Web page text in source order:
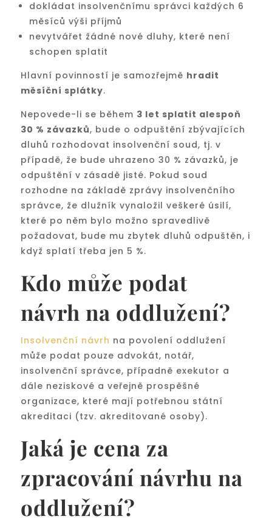
dokládat insolvenčnímu správci každých 6
měsíců výši příjmů
nevytvářet žádné nové dluhy, které není
schopen splatit
Hlavní povinností je samozřejmě hradit
měsíční splátky.
Nepovede-li se během 3 let splatit alespoň
30 % závazků, bude o odpuštění zbývajících
dluhů rozhodovat insolvenční soud, tj. v
případě, že bude uhrazeno 30 % závazků, je
odpuštění v zásadě jisté. Pokud soud
rozhodne na základě zprávy insolvenčního
správce, že dlužník vynaložil veškeré úsilí,
které po něm bylo možno spravedlivě
požadovat, bude mu zbytek dluhů odpuštěn, i
když splatí třeba jen 5 %.
Kdo může podat
návrh na oddlužení?
Insolvenční návrh na povolení oddlužení
může podat pouze advokát, notář,
insolvenční správce, případně exekutor a
dále neziskové a veřejně prospěšné
organizace, které mají potřebnou státní
akreditaci (tzv. akreditované osoby).
Jaká je cena za
zpracování návrhu na
oddlužení?